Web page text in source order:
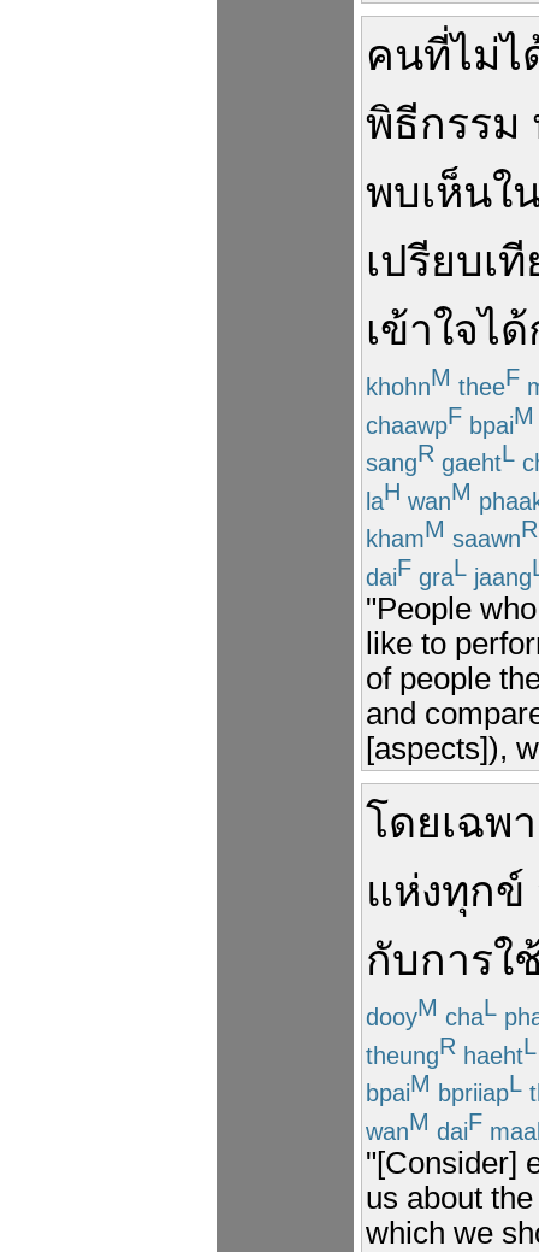
คนที่ไม่ไ
พิธีกรรม
พบเห็นใ
เปรียบเ
เข้าใจได้
khohnM theeF
chaawpF bpaiM
sangR gaehtL
laH wanM
khamM saawnR
daiF graL jaang
"People
like to
of people
and
[aspects]),
โดยเฉพ
แห่งทุกข์
กับการใ
dooyM chaL
theungR haehtL
bpaiM bpriiapL
wanM daiF
"[Consider]
us about
which we